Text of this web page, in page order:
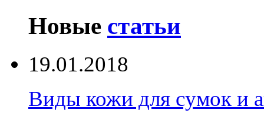
Новые статьи
19.01.2018
Виды кожи для сумок и